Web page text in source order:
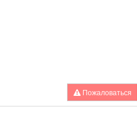
Пожаловаться